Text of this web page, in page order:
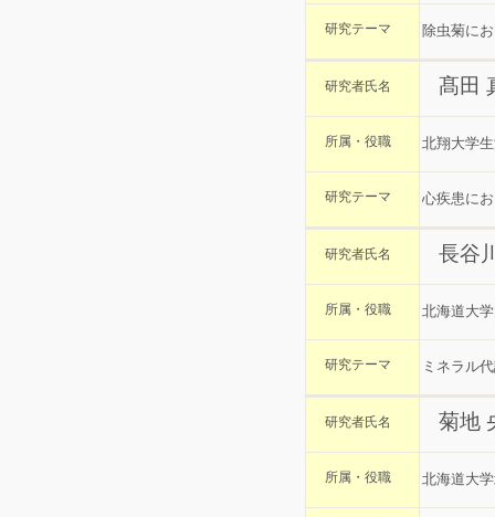
研究テーマ 除虫菊に
研究者氏名 髙田
所属・役職 北翔大学
研究テーマ 心疾患に
研究者氏名 長谷
所属・役職 北海道大
研究テーマ ミネラル
研究者氏名 菊地
所属・役職 北海道大